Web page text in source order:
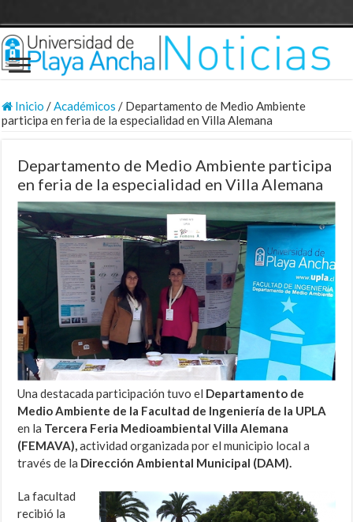
Inicio /Académicos / Departamento de Medio Ambiente
participa en feria de la especialidad en Villa Alemana
Departamento de Medio Ambiente participa
en feria de la especialidad en Villa Alemana
Una destacada participación tuvo el Departamento de
Medio Ambiente de la Facultad de Ingeniería de la UPLA
en la Tercera Feria Medioambiental Villa Alemana
(FEMAVA),actividad organizada por el municipio local a
través de la Dirección Ambiental Municipal (DAM).
La facultad
recibió la